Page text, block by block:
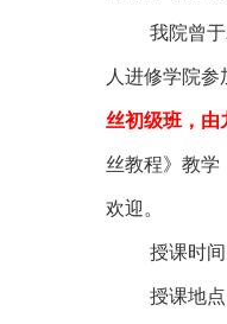
我院曾于
人进修学院
丝初级班，由
丝教程》教学
欢迎。
授课时
授课地